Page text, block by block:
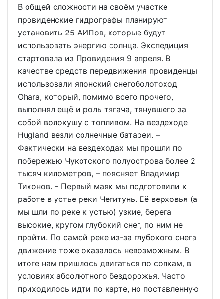
В общей сложности на своём участке
провиденские гидрографы планируют
установить 25 АИПов, которые будут
использовать энергию солнца. Экспедиция
стартовала из Провидения 9 апреля. В
качестве средств передвижения провиденцы
использовали японский снегоболотоход
Ohara, который, помимо всего прочего,
выполнял ещё и роль тягача, тянувшего за
собой волокушу с топливом. На вездеходе
Hugland везли солнечные батареи. –
Фактически на вездеходах мы прошли по
побережью Чукотского полуострова более 2
тысяч километров, – поясняет Владимир
Тихонов. – Первый маяк мы подготовили к
работе в устье реки Чегитунь. Её верховья (а
мы шли по реке к устью) узкие, берега
высокие, кругом глубокий снег, по ним не
пройти. По самой реке из-за глубокого снега
движение тоже оказалось невозможным. В
итоге нам пришлось двигаться по сопкам, в
условиях абсолютного бездорожья. Часто
приходилось идти по карте, но поставленную